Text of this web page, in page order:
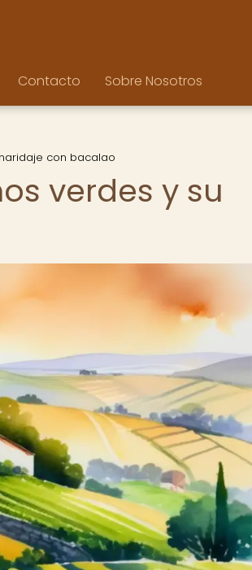
Contacto Sobre Nosotros
con bacalao
verdes y su